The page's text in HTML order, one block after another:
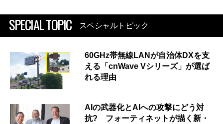
SPECIAL TOPIC スペシャルトピック
60GHz帯無線LANが自治体DXを支
える「cnWave Vシリーズ」が選ば
れる理由
AIの武器化とAIへの攻撃にどう対
抗? フォーティネットが描く新・